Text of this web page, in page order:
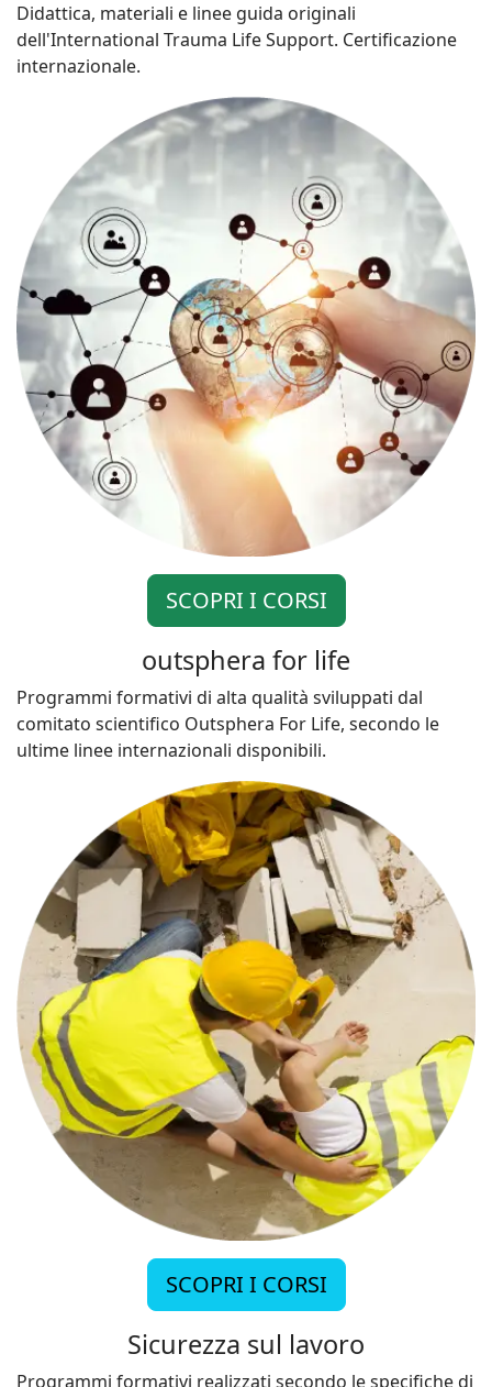
Didattica, materiali e linee guida originali
dell'International Trauma Life Support. Certificazione
internazionale.
SCOPRI I CORSI
outsphera for life
Programmi formativi di alta qualità sviluppati dal
comitato scientifico Outsphera For Life, secondo le
ultime linee internazionali disponibili.
SCOPRI I CORSI
Sicurezza sul lavoro
Programmi formativi realizzati secondo le specifiche di